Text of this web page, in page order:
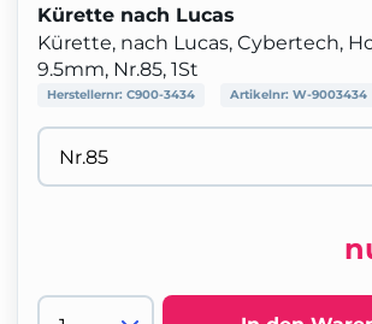
Kürette nach Lucas
Kürette, nach Lucas, Cybertech,
9.5mm, Nr.85, 1St
Herstellernr: C900-3434 Artikelnr: W-9003434